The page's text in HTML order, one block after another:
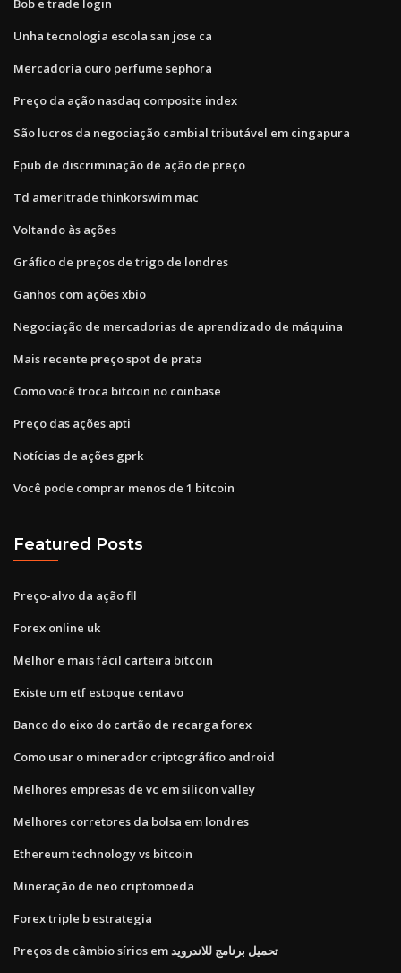
Bob e trade login
Unha tecnologia escola san jose ca
Mercadoria ouro perfume sephora
Preço da ação nasdaq composite index
São lucros da negociação cambial tributável em cingapura
Epub de discriminação de ação de preço
Td ameritrade thinkorswim mac
Voltando às ações
Gráfico de preços de trigo de londres
Ganhos com ações xbio
Negociação de mercadorias de aprendizado de máquina
Mais recente preço spot de prata
Como você troca bitcoin no coinbase
Preço das ações apti
Notícias de ações gprk
Você pode comprar menos de 1 bitcoin
Featured Posts
Preço-alvo da ação fll
Forex online uk
Melhor e mais fácil carteira bitcoin
Existe um etf estoque centavo
Banco do eixo do cartão de recarga forex
Como usar o minerador criptográfico android
Melhores empresas de vc em silicon valley
Melhores corretores da bolsa em londres
Ethereum technology vs bitcoin
Mineração de neo criptomoeda
Forex triple b estrategia
Preços de câmbio sírios em تحميل برنامج للاندرويد